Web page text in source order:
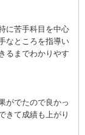
に苦手科目を中心
なところを指導い
るまでわかりやす
がでたので良かっ
きて成績も上がり